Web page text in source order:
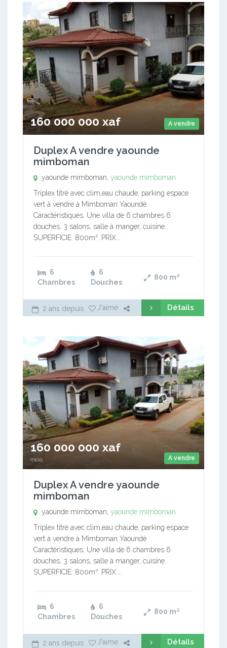
A vendre
160 000 000 xaf
Duplex A vendre yaounde
mimboman
yaounde mimboman, yaounde mimboman
Triplex titré avec clim,eau chaude, parking espace
vert à vendre à Mimboman Yaoundé.
Caractéristiques. Une villa de 6 chambres 6
douches, 3 salons, salle à manger, cuisine..
SUPERFICIE: 800m². PRIX:…
6
Chambres
6
Douches
800 m²
2 ans depuis J'aime Détails
A vendre
160 000 000 xaf
mois
Duplex A vendre yaounde
mimboman
yaounde mimboman, yaounde mimboman
Triplex titré avec clim,eau chaude, parking espace
vert à vendre à Mimboman Yaoundé.
Caractéristiques. Une villa de 6 chambres 6
douches, 3 salons, salle à manger, cuisine..
SUPERFICIE: 800m². PRIX:…
6
Chambres
6
Douches
800 m²
2 ans depuis J'aime Détails